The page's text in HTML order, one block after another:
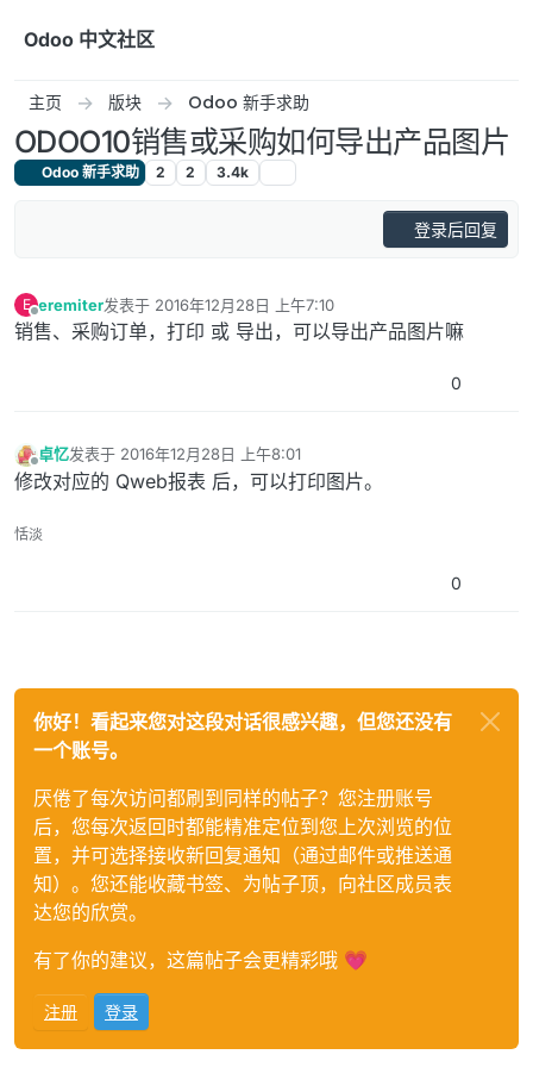
Odoo 中文社区
主页 版块 Odoo 新手求助
ODOO10销售或采购如何导出产品图片
Odoo 新手求助 2 2 3.4k
登录后回复
E
离线
eremiter发表于 2016年12月28日 上午7:10
最后由 编辑
销售、采购订单，打印 或 导出，可以导出产品图片嘛
0
离线
卓忆发表于 2016年12月28日 上午8:01
最后由 编辑
修改对应的 Qweb报表 后，可以打印图片。
恬淡
0
你好！看起来您对这段对话很感兴趣，但您还没有
一个账号。
厌倦了每次访问都刷到同样的帖子？您注册账号
后，您每次返回时都能精准定位到您上次浏览的位
置，并可选择接收新回复通知（通过邮件或推送通
知）。您还能收藏书签、为帖子顶，向社区成员表
达您的欣赏。
有了你的建议，这篇帖子会更精彩哦 💗
注册 登录